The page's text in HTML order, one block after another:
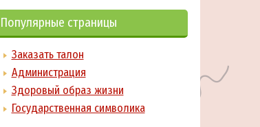
Популярные страницы
Заказать талон
Администрация
Здоровый образ жизни
Государственная символика